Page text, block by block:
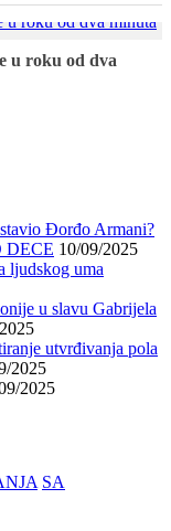
u roku od dva
Đorđo Armani?
DECE 10/09/2025
ljudskog uma
u slavu Gabrijela
utvrđivanja pola
2025
2025
SA